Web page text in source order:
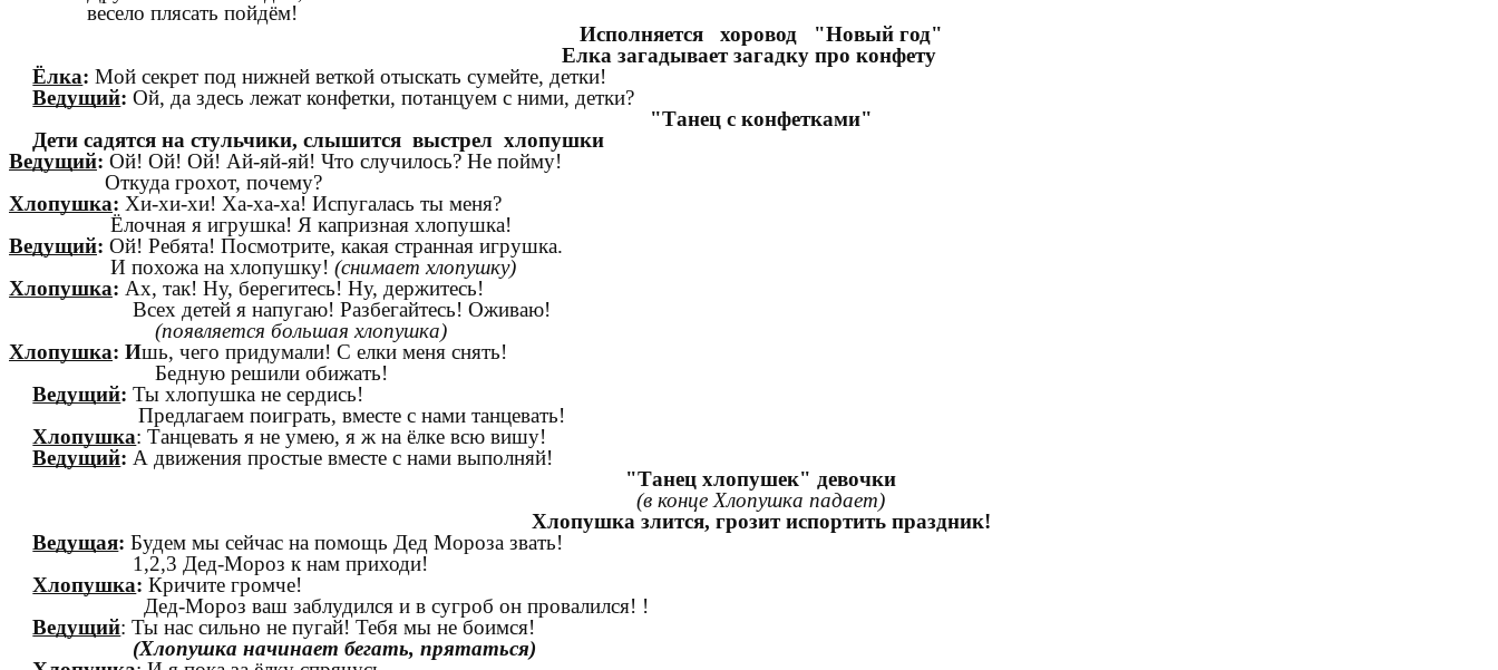
весело плясать пойдём!
Исполняется хоровод "Новый год"
Елка загадывает загадку про конфету
Ёлка: Мой секрет под нижней веткой отыскать сумейте, детки!
Ведущий: Ой, да здесь лежат конфетки, потанцуем с ними, детки?
"Танец с конфетками"
Дети садятся на стульчики, слышится выстрел хлопушки
Ведущий: Ой! Ой! Ой! Ай-яй-яй! Что случилось? Не пойму!
Откуда грохот, почему?
Хлопушка: Хи-хи-хи! Ха-ха-ха! Испугалась ты меня?
Ёлочная я игрушка! Я капризная хлопушка!
Ведущий: Ой! Ребята! Посмотрите, какая странная игрушка.
И похожа на хлопушку!(снимает хлопушку)
Хлопушка: Ах, так! Ну, берегитесь! Ну, держитесь!
Всех детей я напугаю! Разбегайтесь! Оживаю!
(появляется большая хлопушка)
Хлопушка: Ишь, чего придумали! С елки меня снять!
Бедную решили обижать!
Ведущий: Ты хлопушка не сердись!
Предлагаем поиграть, вместе с нами танцевать!
Хлопушка: Танцевать я не умею, я ж на ёлке всю вишу!
Ведущий:А движения простые вместе с нами выполняй!
"Танец хлопушек" девочки
(в конце Хлопушка падает)
Хлопушка злится, грозит испортить праздник!
Ведущая:Будем мы сейчас на помощь Дед Мороза звать!
1,2,3 Дед-Мороз к нам приходи!
Хлопушка:Кричите громче!
Дед-Мороз ваш заблудился и в сугроб он провалился! !
Ведущий: Ты нас сильно не пугай! Тебя мы не боимся!
(Хлопушка начинает бегать, прятаться)